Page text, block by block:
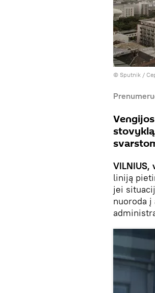
© Sputnik /
VILNIUS,
liniją
jei
nuoroda